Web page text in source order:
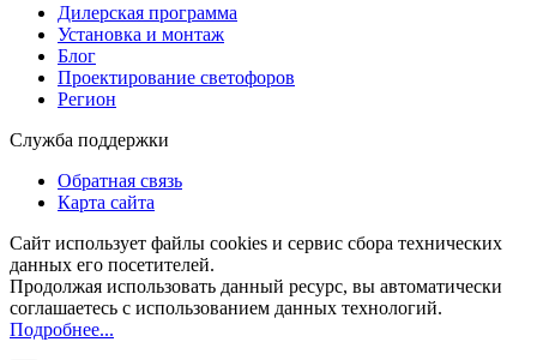
Дилерская программа
Установка и монтаж
Блог
Проектирование светофоров
Регион
Служба поддержки
Обратная связь
Карта сайта
Сайт использует файлы cookies и сервис сбора технических
данных его посетителей.
Продолжая использовать данный ресурс, вы автоматически
соглашаетесь с использованием данных технологий.
Подробнее...